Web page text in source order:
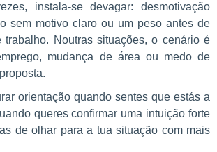
instala-se devagar: desmotivação
sem motivo claro ou um peso antes de
trabalho. Noutras situações, o cenário é
mudança de área ou medo de
orientação quando sentes que estás a
queres confirmar uma intuição forte
de olhar para a tua situação com mais